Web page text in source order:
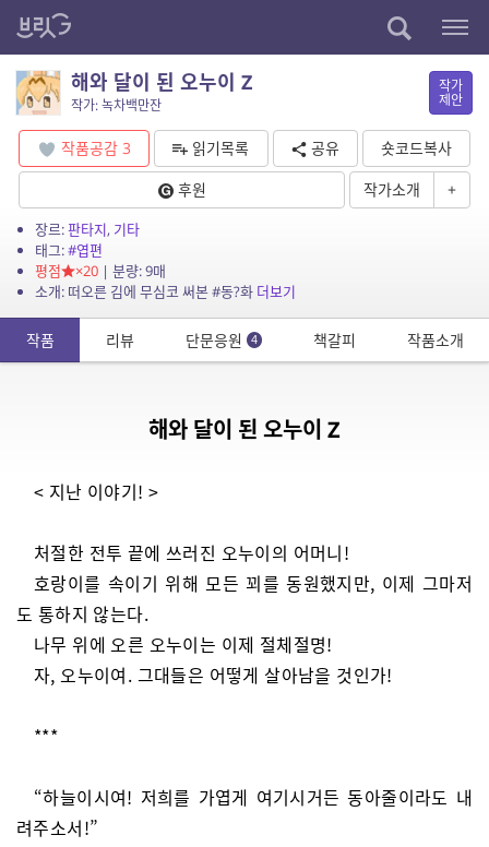
해와 달이 된 오누이 Z
작가: 녹차백만잔
작가
제안
작품공감 3 읽기목록 공유
숏코드복사
후원
작가소개 +
장르:판타지, 기타
태그:#엽편
평점
×20| 분량: 9매
소개: 떠오른 김에 무심코 써본 #동?화 더보기
작품 리뷰 단문응원 4 책갈피 작품소개
해와 달이 된 오누이 Z
< 지난 이야기! >
처절한 전투 끝에 쓰러진 오누이의 어머니!
호랑이를 속이기 위해 모든 꾀를 동원했지만, 이제 그마저
도 통하지 않는다.
나무 위에 오른 오누이는 이제 절체절명!
자, 오누이여. 그대들은 어떻게 살아남을 것인가!
***
“하늘이시여! 저희를 가엽게 여기시거든 동아줄이라도 내
려주소서!”